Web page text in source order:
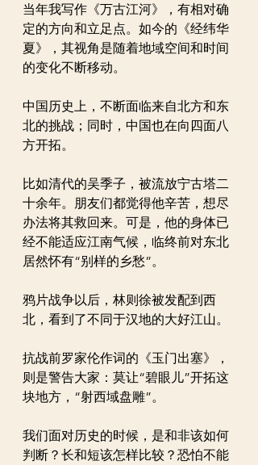
当年我写作《万古江河》，有相对确
定的方向和立足点。如今的《经纬华
夏》，其视角是随着地域空间和时间
的变化不断移动。
中国历史上，不断面临来自北方和东
北的挑战；同时，中国也在向四面八
方开拓。
比如清代的吴季子，被流放宁古塔二
十余年。朋友们都觉得他辛苦，想尽
办法将其救回来。可是，他的身体已
经不能适应江南气候，临终前对东北
居然怀有“别样的乡愁”。
鸦片战争以后，林则徐被发配到西
北，看到了不同于汉地的大好江山。
抗战前罗家伦作词的《玉门出塞》，
则是警告大家：莫让“碧眼儿”开拓这
块地方，“射西域盘雕”。
我们面对历史的时候，是和非该如何
判断？长和短该怎样比较？恐怕不能